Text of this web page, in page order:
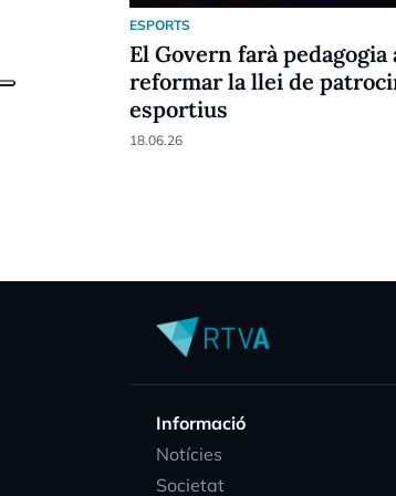
ESPORTS
El Govern farà pedagogia
reformar la llei de
esportius
18.06.26
Informació
Notícies
Societat